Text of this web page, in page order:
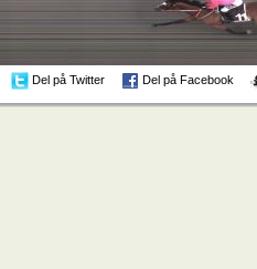
Del på Twitter Del på Facebook